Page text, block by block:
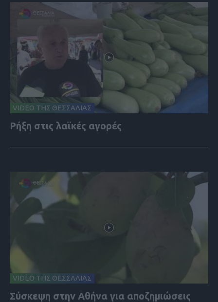
VIDEO ΤΗΣ ΘΕΣΣΑΛΙΑΣ
Ρήξη στις λαϊκές αγορές
VIDEO ΤΗΣ ΘΕΣΣΑΛΙΑΣ
Σύσκεψη στην Αθήνα για αποζημιώσεις